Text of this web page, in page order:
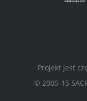
Projekt jest
© 2005-15